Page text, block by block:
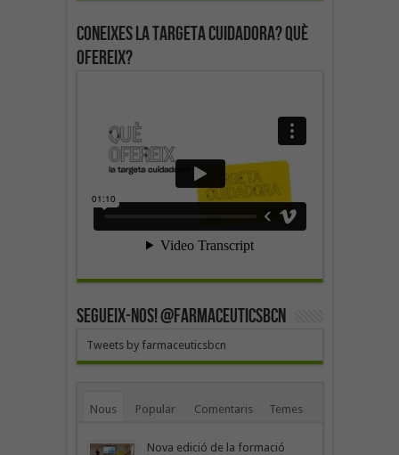
Coneixes la targeta cuidadora? Què
ofereix?
SEGUEIX-NOS! @farmaceuticsbcn
Tweets by farmaceuticsbcn
Nous Popular Comentaris Temes
Nova edició de la formació